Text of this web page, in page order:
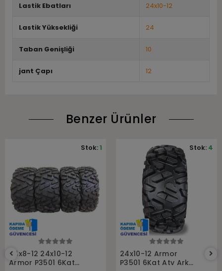
Lastik Ebatları 24x10-12
Lastik Yüksekliği 24
Taban Genişliği 10
jant Çapı 12
Benzer Ürünler
24x8-12 24x10-12
Armor P3501 6Kat
Stok:1
24x10-12 Armor
P3501 6Kat Atv Arka
Stok: 4